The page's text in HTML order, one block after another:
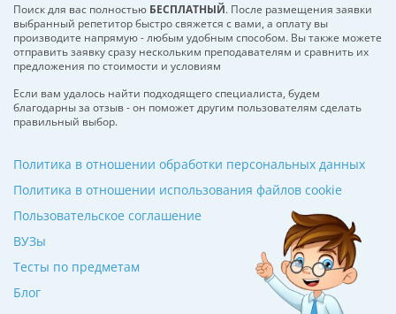
Поиск для вас полностью БЕСПЛАТНЫЙ. После размещения заявки
выбранный репетитор быстро свяжется с вами, а оплату вы
производите напрямую - любым удобным способом. Вы также можете
отправить заявку сразу нескольким преподавателям и сравнить их
предложения по стоимости и условиям
Если вам удалось найти подходящего специалиста, будем
благодарны за отзыв - он поможет другим пользователям сделать
правильный выбор.
ВУЗы
Тесты по предметам
Блог
Политика в отношении обработки персональных данных
Политика в отношении использования файлов cookie
Пользовательское соглашение